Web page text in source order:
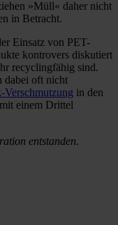
»Müll« daher nicht
in Betracht.
Einsatz von PET-
kontrovers diskutiert
recyclingfähig sind.
dabei oft nicht
in den
einem Drittel
entstanden.